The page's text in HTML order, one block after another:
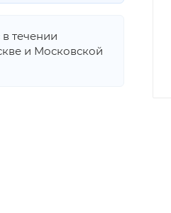
течении
и Московской